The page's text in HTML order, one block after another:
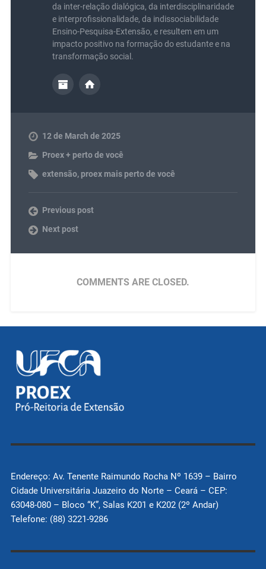
da inter-relação dialógica, da interdisciplinaridade
e interprofissionalidade, da indissociabilidade
Ensino-Pesquisa-Extensão, e resultem em um
impacto positivo na formação do estudante e na
transformação social.
12 de March de 2025
Proex + perto de você
extensão, proex mais perto de você
Previous post
Next post
COMMENTS ARE CLOSED.
Endereço: Av. Tenente Raimundo Rocha Nº 1639 – Bairro
Cidade Universitária Juazeiro do Norte – Ceará – CEP:
63048-080 – Bloco “K”, Salas K201 e K202 (2º Andar)
Telefone: (88) 3221-9286